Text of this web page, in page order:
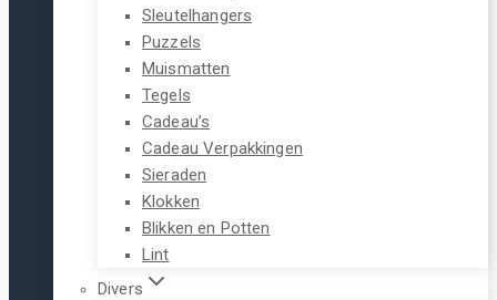
Sleutelhangers
Puzzels
Muismatten
Tegels
Cadeau’s
Cadeau Verpakkingen
Sieraden
Klokken
Blikken en Potten
Lint
Divers